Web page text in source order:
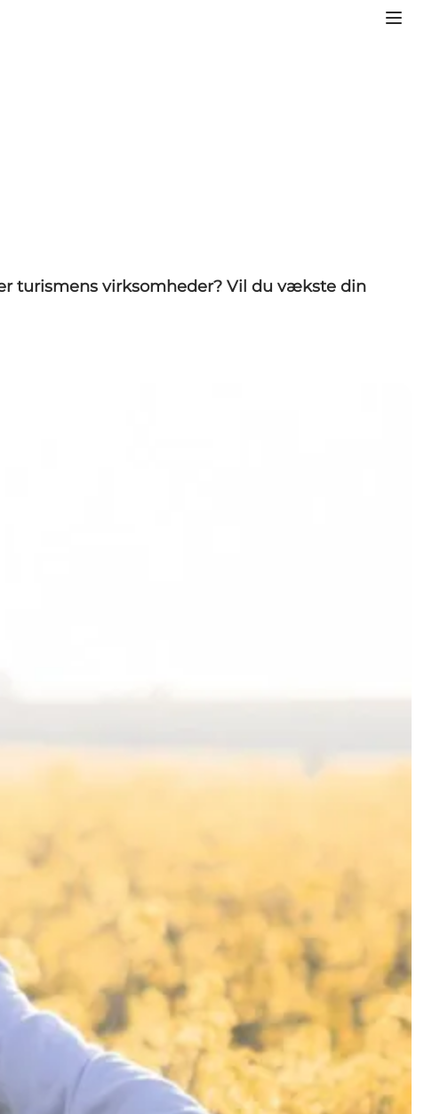
turismens virksomheder? Vil du vækste din